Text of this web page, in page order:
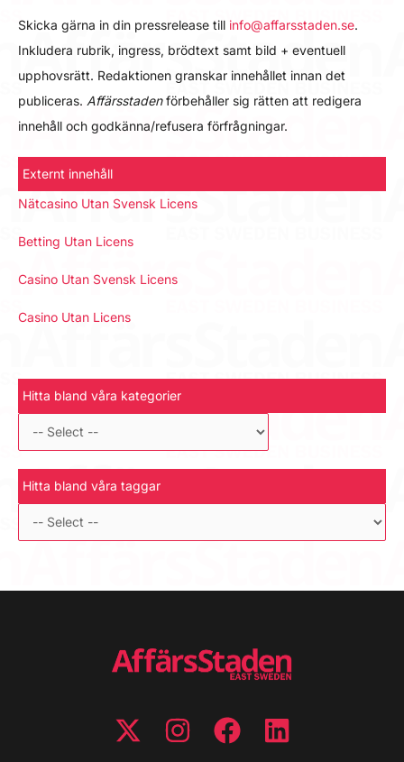
Skicka gärna in din pressrelease till info@affarsstaden.se.
Inkludera rubrik, ingress, brödtext samt bild + eventuell
upphovsrätt. Redaktionen granskar innehållet innan det
publiceras. Affärsstadenförbehåller sig rätten att redigera
innehåll och godkänna/refusera förfrågningar.
Externt innehåll
Nätcasino Utan Svensk Licens
Betting Utan Licens
Casino Utan Svensk Licens
Casino Utan Licens
Hitta bland våra kategorier
Hitta bland våra taggar